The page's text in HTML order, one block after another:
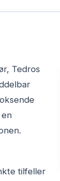
Tedros
tilfeller